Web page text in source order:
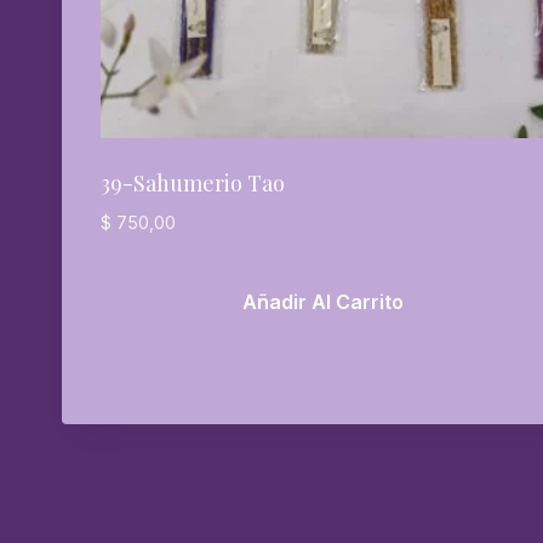
39-Sahumerio Tao
$ 750,00
Añadir Al Carrito